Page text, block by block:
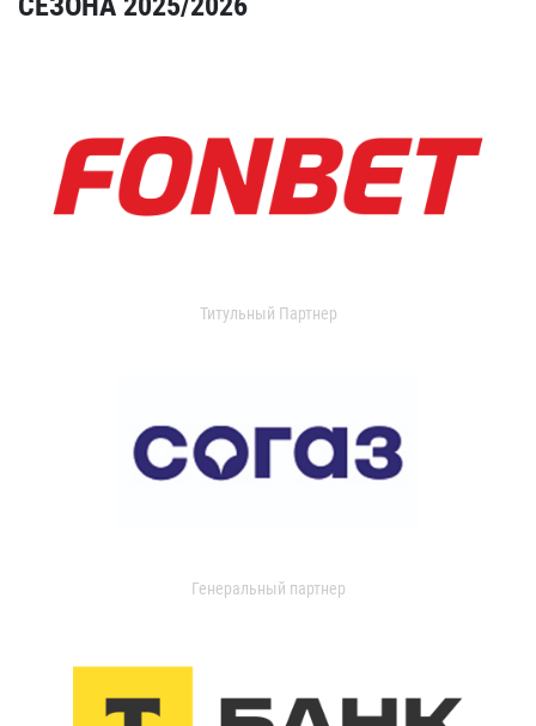
Титульный Партнер
Генеральный партнер